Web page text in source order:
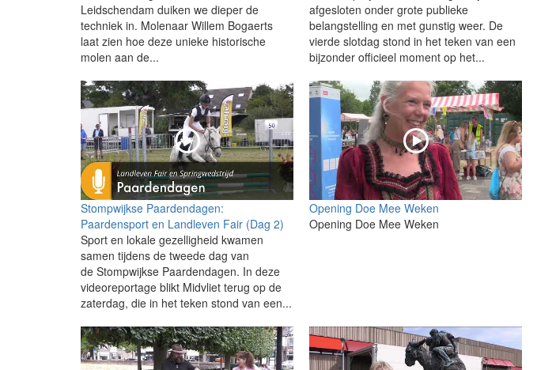
Leidschendam duiken we dieper de
techniek in. Molenaar Willem Bogaerts
laat zien hoe deze unieke historische
molen aan de...
afgesloten onder grote publieke
belangstelling en met gunstig weer. De
vierde slotdag stond in het teken van een
bijzonder officieel moment op het...
Stompwijkse Paardendagen:
Paardensport en Landleven Fair (Dag 2)
Sport en lokale gezelligheid kwamen
samen tijdens de tweede dag van
de Stompwijkse Paardendagen. In deze
videoreportage blikt Midvliet terug op de
zaterdag, die in het teken stond van een...
Opening Doe Mee Weken
Opening Doe Mee Weken